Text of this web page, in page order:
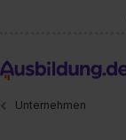
Unternehmen